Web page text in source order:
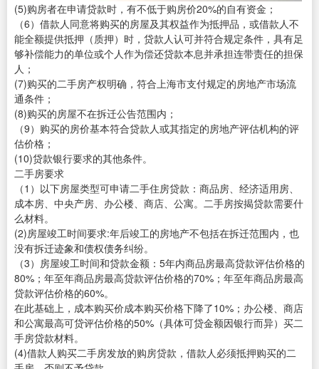
(5)购房者在申请贷款时，有不低于购房价20%的自有资金；
（6）借款人同意将购买的房屋及其权益作为抵押品，或借款人不
能全额提供抵押（质押）时，贷款人认可并符合规定条件，具有足
够补偿能力的单位或个人作为偿还贷款本息并承担连带责任的担保
人；
(7)购买的二手房产权明确，符合上海市支付规定的房地产市场流
通条件；
(8)购买的房屋不在拆迁公告范围内；
（9）购买的房价基本符合贷款人或其指定的房地产评估机构的评
估价格；
(10)贷款银行要求的其他条件。
二手房要求
（1）以下房屋类型可申请二手住房贷款：商品房、经济适用房、
成本房、中央产房、办公楼、商店、公寓。二手房按揭贷款需要什
么材料。
(2)房屋竣工时间要求:年后竣工的房地产不包括在拆迁范围内，也
没有拆迁迹象和债权债务纠纷。
（3）房屋竣工时间和贷款金额：5年内商品房最高贷款评估价格的
80%；年至年商品房最高贷款评估价格的70%；年至年商品房最高
贷款评估价格的60%。
在此基础上，成本购买价成本购买价格下降了10%；办公楼、商店
和公寓最高可贷评估价格的50%（具体可贷金额因银行而异）买二
手房贷款材料。
(4)借款人购买二手房发放的购房贷款，借款人必须抵押购买的二